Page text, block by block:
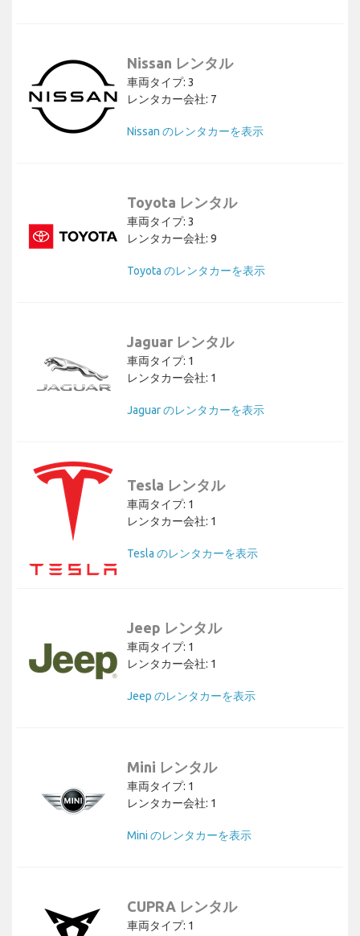
Nissan レンタル
車両タイプ: 3
レンタカー会社: 7
Nissan のレンタカーを表示
Toyota レンタル
車両タイプ: 3
レンタカー会社: 9
Toyota のレンタカーを表示
Jaguar レンタル
車両タイプ: 1
レンタカー会社: 1
Jaguar のレンタカーを表示
Tesla レンタル
車両タイプ: 1
レンタカー会社: 1
Tesla のレンタカーを表示
Jeep レンタル
車両タイプ: 1
レンタカー会社: 1
Jeep のレンタカーを表示
Mini レンタル
車両タイプ: 1
レンタカー会社: 1
Mini のレンタカーを表示
CUPRA レンタル
車両タイプ: 1